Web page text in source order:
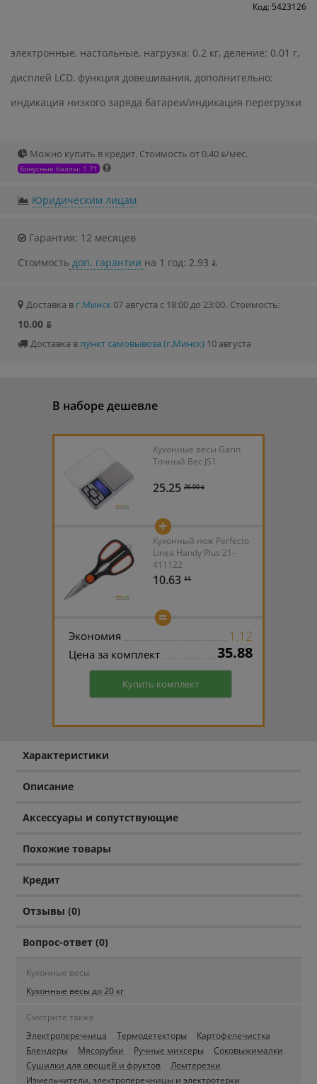
Код: 5423126
электронные, настольные, нагрузка: 0.2 кг, деление: 0.01 г,
дисплей LCD, функция довешивания, дополнительно:
индикация низкого заряда батареи/индикация перегрузки
Можно купить в кредит. Стоимость от 0.40 ƃ/мec.
Бонусные баллы: 1.71
Юридическим лицам
Гарантия: 12 месяцев
Стоимость доп. гарантии на 1 год: 2.93 ƃ
Доставка в г.Минск 07 августа с 18:00 до 23:00. Стоимость:
10.00 ƃ
Доставка в пункт самовывоза (г.Минск) 10 августа
В наборе дешевле
Кухонные весы Garin
Точный Вес JS1
25.25 26.00 ƃ
+
Кухонный нож Perfecto
Linea Handy Plus 21-
411122
10.63 11
=
Экономия 1.12
Цена за комплект 35.88
Купить комплект
Характеристики
Описание
Аксессуары и сопутствующие
Похожие товары
Кредит
Отзывы (0)
Вопрос-ответ (0)
Кухонные весы
Кухонные весы до 20 кг
Смотрите также
Электроперечница
Термодетекторы
Картофелечистка
Блендеры
Мясорубки Ручные миксеры
Соковыжималки
Сушилки для овощей и фруктов
Ломтерезки
Измельчители, электроперечницы и электротерки